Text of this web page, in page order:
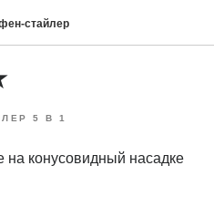
стайлер
5 В 1
на конусовидный насадке